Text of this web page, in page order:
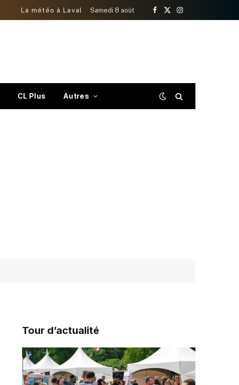
La météo à Laval Samedi 8 août
Facebook
X
Instagram
CL Plus Autres
Tour d’actualité